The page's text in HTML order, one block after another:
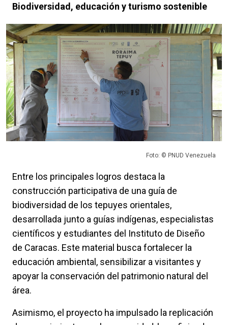
Biodiversidad, educación y turismo sostenible
Foto: © PNUD Venezuela
Entre los principales logros destaca la
construcción participativa de una guía de
biodiversidad de los tepuyes orientales,
desarrollada junto a guías indígenas, especialistas
científicos y estudiantes del Instituto de Diseño
de Caracas. Este material busca fortalecer la
educación ambiental, sensibilizar a visitantes y
apoyar la conservación del patrimonio natural del
área.
Asimismo, el proyecto ha impulsado la replicación